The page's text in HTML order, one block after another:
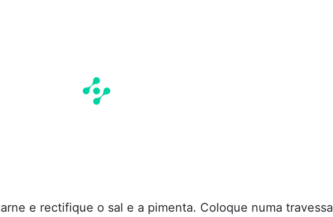
e rectifique o sal e a pimenta. Coloque numa travessa